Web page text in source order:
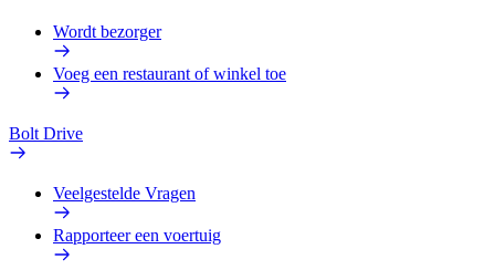
Wordt bezorger
Voeg een restaurant of winkel toe
Bolt Drive
Veelgestelde Vragen
Rapporteer een voertuig